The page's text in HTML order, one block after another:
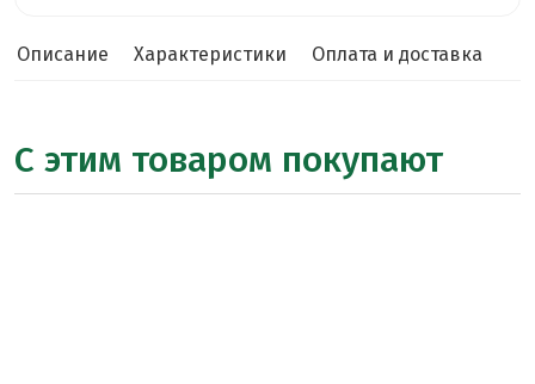
Описание Характеристики Оплата и доставка
С этим товаром покупают